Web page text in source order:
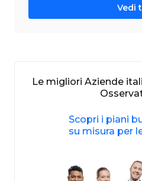
Vedi
Le migliori Aziende
Scopri i piani
su misura per